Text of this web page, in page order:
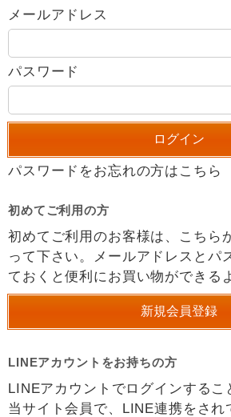
メールアドレス
パスワード
パスワードをお忘れの方はこちら
初めてご利用の方
初めてご利用のお客様は、こちら
って下さい。メールアドレスとパ
ておくと便利にお買い物ができる
LINEアカウントをお持ちの方
LINEアカウントでログインするこ
当サイト会員で、LINE連携をされ